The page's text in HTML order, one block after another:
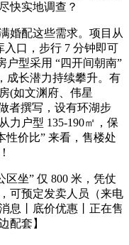
快实地调查？
配这些需求。项目从
入口，步行 7 分钟即可
户型采用 “四开间朝南”
成长潜力持续攀升。有
(如文渊府、伟星
者撰写，设有环湖步
力户型 135-190㎡，保
性价比” 来看，售楼处
坐” 仅 800 米，凭仗
可预定发卖人员（来电
息丨底价优惠丨正在售
配套】